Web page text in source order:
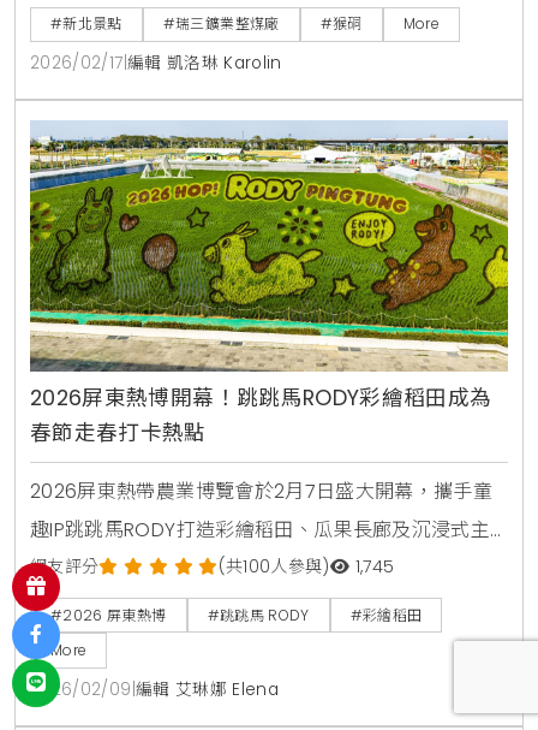
低碳深度旅遊路線。
#新北景點 #瑞三鑛業整煤廠 #猴硐 More
2026/02/17 編輯 凱洛琳 Karolin
2026屏東熱博開幕！跳跳馬RODY彩繪稻田成為
春節走春打卡熱點
2026屏東熱帶農業博覽會於2月7日盛大開幕，攜手童
趣IP跳跳馬RODY打造彩繪稻田、瓜果長廊及沉浸式主
題館。活動期間提供DIY手作、舞台表演及屏東在地優
質農產展售，是春節假期親子走春、寓教於樂的首選景
點。
網友評分 (共100人參與) 1,745
#2026 屏東熱博 #跳跳馬 RODY
#彩繪稻田
More
2026/02/09 編輯 艾琳娜 Elena